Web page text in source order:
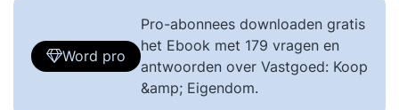
Word pro
Pro-abonnees downloaden gratis
het Ebook met 179 vragen en
antwoorden over Vastgoed: Koop
&amp; Eigendom.